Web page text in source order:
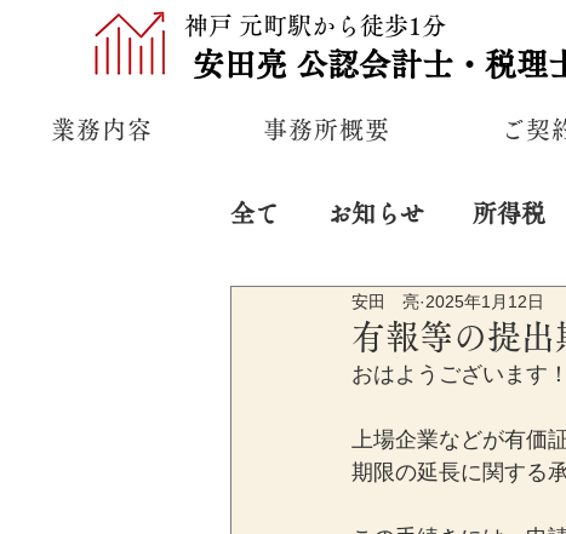
神戸 元町駅から徒歩1分
安田亮 公認会計士・税理
業務内容 事務所概要 ご契
全て お知らせ 所得税
プライベート 経営
有報等の提出
安田 亮 2025年1月12日
おはようございます
上場企業などが有価
期限の延長に関する